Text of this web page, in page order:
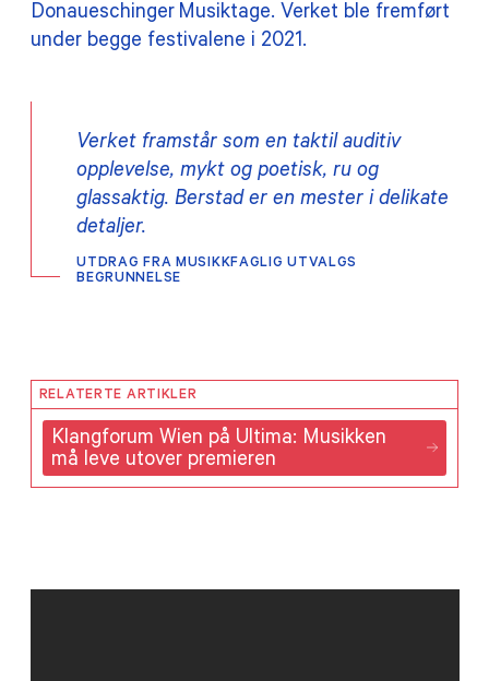
Donaueschinger Musiktage. Verket ble fremført
under begge festivalene i 2021.
Verket framstår som en taktil auditiv
opplevelse, mykt og poetisk, ru og
glassaktig. Berstad er en mester i delikate
detaljer.
UTDRAG FRA MUSIKKFAGLIG UTVALGS
BEGRUNNELSE
RELATERTE ARTIKLER
Klangforum Wien på Ultima: Musikken
må leve utover premieren